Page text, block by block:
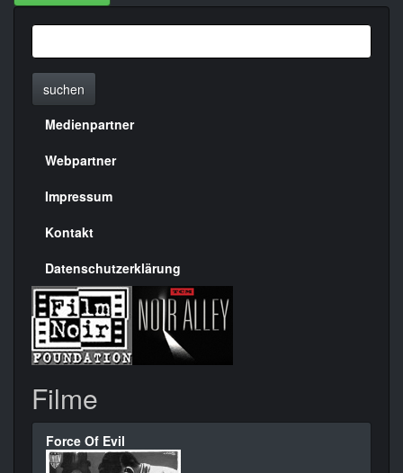
suchen
Menülinks
rechte
Seite
Medienpartner
Webpartner
Impressum
Kontakt
Datenschutzerklärung
Filme
Force Of Evil